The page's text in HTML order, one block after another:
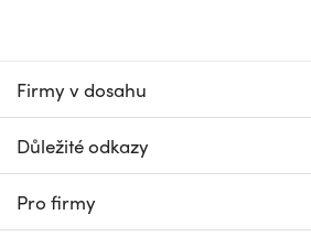
Firmy v dosahu
Důležité odkazy
Pro firmy